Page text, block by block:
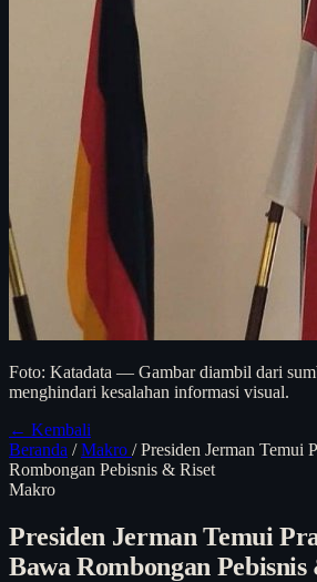
Foto: Katadata — Gambar diambil dari
menghindari kesalahan informasi visual.
← Kembali
Beranda / Makro / Presiden Jerman Temui
Rombongan Pebisnis & Riset
Makro
Presiden Jerman Temui
Bawa Rombongan